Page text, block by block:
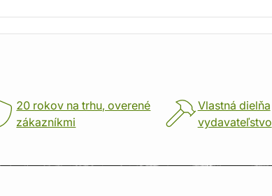
20 rokov na trhu, overené
zákazníkmi
Vlastná dielňa
vydavateľstvo